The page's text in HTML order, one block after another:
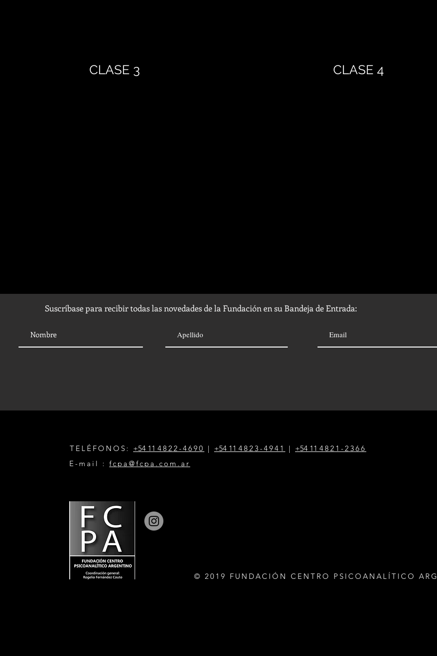
CLASE 3 CLASE 4
Suscríbase para recibir todas las novedades de la Fundación en su Bandeja de Entrada:
TELÉFONOS: +54 11 4822-4690 | +54 1 1 4823-4941 | +54 1 1 4821-2366
E-mail : fcpa@fcpa.com.ar
© 2019 FUNDACIÓN CENTRO PSICOANALÍTICO